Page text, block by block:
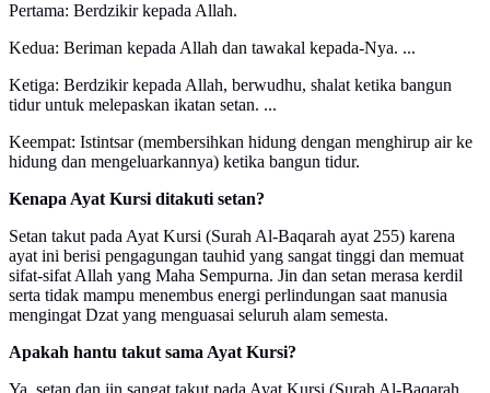
Pertama: Berdzikir kepada Allah.
Kedua: Beriman kepada Allah dan tawakal kepada-Nya. ...
Ketiga: Berdzikir kepada Allah, berwudhu, shalat ketika bangun
tidur untuk melepaskan ikatan setan. ...
Keempat: Istintsar (membersihkan hidung dengan menghirup air ke
hidung dan mengeluarkannya) ketika bangun tidur.
Kenapa Ayat Kursi ditakuti setan?
Setan takut pada Ayat Kursi (Surah Al-Baqarah ayat 255) karena
ayat ini berisi pengagungan tauhid yang sangat tinggi dan memuat
sifat-sifat Allah yang Maha Sempurna. Jin dan setan merasa kerdil
serta tidak mampu menembus energi perlindungan saat manusia
mengingat Dzat yang menguasai seluruh alam semesta.
Apakah hantu takut sama Ayat Kursi?